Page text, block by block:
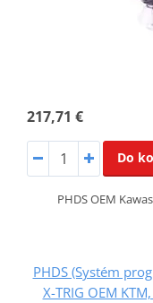
217,71 €
Do
PHDS OEM
PHDS (Systém
X-TRIG OEM